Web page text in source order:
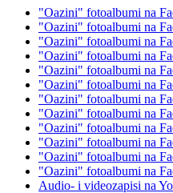
"Oazini" fotoalbumi na
"Oazini" fotoalbumi na
"Oazini" fotoalbumi na
"Oazini" fotoalbumi na
"Oazini" fotoalbumi na
"Oazini" fotoalbumi na
"Oazini" fotoalbumi na
"Oazini" fotoalbumi na
"Oazini" fotoalbumi na
"Oazini" fotoalbumi na
"Oazini" fotoalbumi na
"Oazini" fotoalbumi na
Audio- i videozapisi na